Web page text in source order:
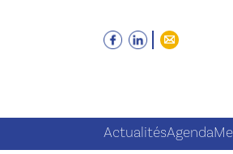
ActualitésAgenda